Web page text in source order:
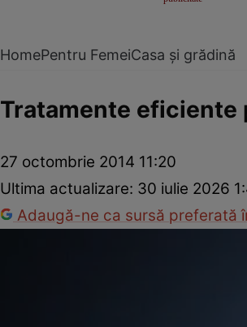
HomePentru FemeiCasa și grădină
Tratamente
27 octombrie 2014 11:20
Ultima actualizare: 30 iulie 2026
Adaugă-ne ca sursă preferată